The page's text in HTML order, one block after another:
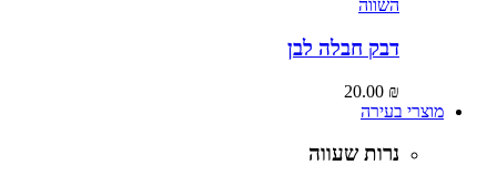
דבק חבלה לבן
20.00
מוצרי בעירה
נרות שעווה